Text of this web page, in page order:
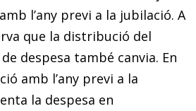
l’any previ a la jubilació. A
que la distribució del
despesa també canvia. En
amb l’any previ a la
la despesa en